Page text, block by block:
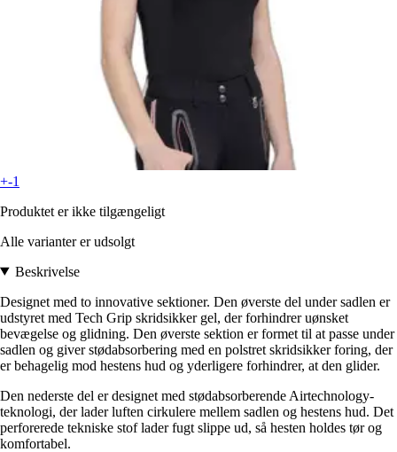
+-1
Produktet er ikke tilgængeligt
Alle varianter er udsolgt
Beskrivelse
Designet med to innovative sektioner. Den øverste del under sadlen er
udstyret med Tech Grip skridsikker gel, der forhindrer uønsket
bevægelse og glidning. Den øverste sektion er formet til at passe under
sadlen og giver stødabsorbering med en polstret skridsikker foring, der
er behagelig mod hestens hud og yderligere forhindrer, at den glider.
Den nederste del er designet med stødabsorberende Airtechnology-
teknologi, der lader luften cirkulere mellem sadlen og hestens hud. Det
perforerede tekniske stof lader fugt slippe ud, så hesten holdes tør og
komfortabel.